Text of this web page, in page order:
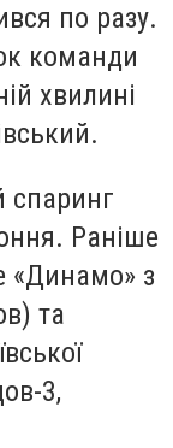
по разу.
команди
хвилині
спаринг
Раніше
«Динамо» з
та
3,